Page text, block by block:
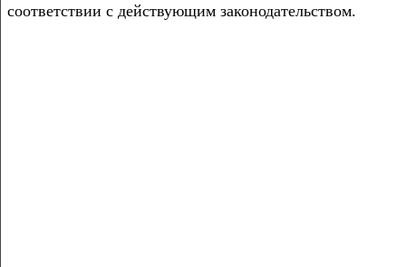
соответствии с действующим законодательством.